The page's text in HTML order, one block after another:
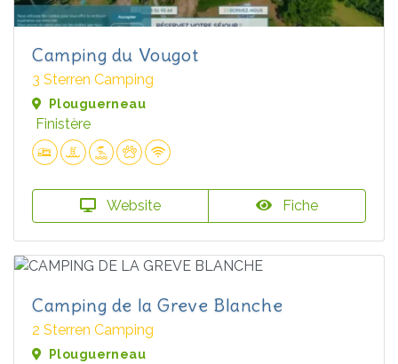
Camping du Vougot
3 Sterren Camping
Plouguerneau
Finistère
Website Fiche
Camping de la Greve Blanche
2 Sterren Camping
Plouguerneau